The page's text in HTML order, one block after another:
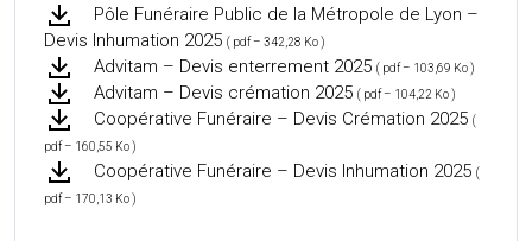
Pôle Funéraire Public de la Métropole de Lyon –
Devis Inhumation 2025 ( pdf – 342,28 Ko )
Advitam – Devis enterrement 2025 ( pdf – 103,69 Ko )
Advitam – Devis crémation 2025 ( pdf – 104,22 Ko )
Coopérative Funéraire – Devis Crémation 2025 (
pdf – 160,55 Ko )
Coopérative Funéraire – Devis Inhumation 2025 (
pdf – 170,13 Ko )